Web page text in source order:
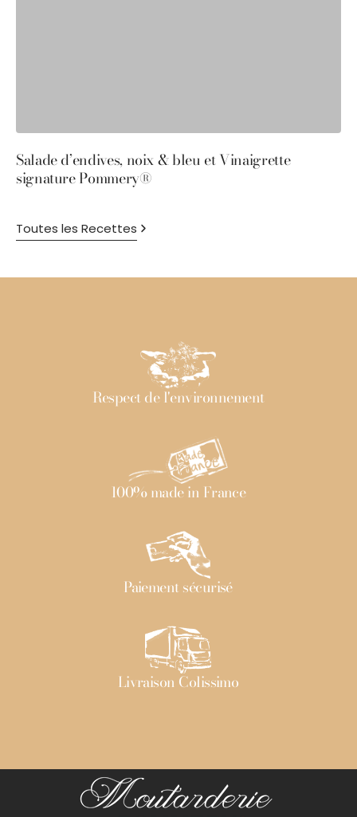
Toutes les Recettes
Salade d’endives, noix & bleu et Vinaigrette
signature Pommery®
Respect de l'environnement
100% made in France
Paiement sécurisé
Livraison Colissimo